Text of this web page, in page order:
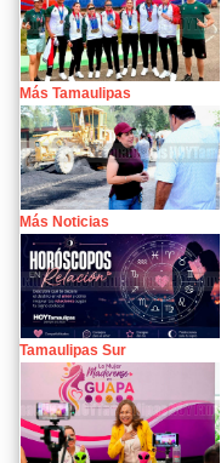
Más Tamaulipas
Más Noticias
Tamaulipas Sur